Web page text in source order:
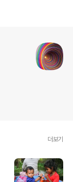
더보기